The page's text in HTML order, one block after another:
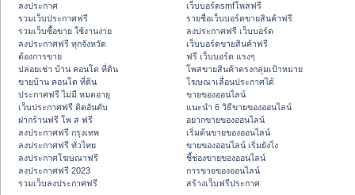
ลงประกาศ
รวมเว็บประกาศฟรี
รวมเว็บซื้อขาย ใช้งานง่าย
ลงประกาศฟรี ทุกจังหวัด
ต้องการขาย
ปล่อยเช่า บ้าน คอนโด ที่ดิน
ขายบ้าน คอนโด ที่ดิน
ประกาศฟรี ไม่มี หมดอายุ
เว็บประกาศฟรี ติดอันดับ
ฝากร้านฟรี โพ ส ฟรี
ลงประกาศฟรี กรุงเทพ
ลงประกาศฟรี ทั่วไทย
ลงประกาศโฆษณาฟรี
ลงประกาศฟรี 2023
รวมเว็บลงประกาศฟรี
เว็บบอร์ดsmfโพสฟรี
รายชื่อเว็บบอร์ดขายสินค้าฟรี
ลงประกาศฟรี เว็บบอร์ด
เว็บบอร์ดขายสินค้าฟรี
ฟรี เว็บบอร์ด แรงๆ
โพสขายสินค้าตรงกลุ่มเป้าหมาย
โฆษณาเลื่อนประกาศได้
ขายของออนไลน์
แนะนำ 6 วิธีขายของออนไลน์
อยากขายของออนไลน์
เริ่มต้นขายของออนไลน์
ขายของออนไลน์ เริ่มยังไง
ชี้ช่องขายของออนไลน์
การขายของออนไลน์
สร้างเว็บฟรีประกาศ